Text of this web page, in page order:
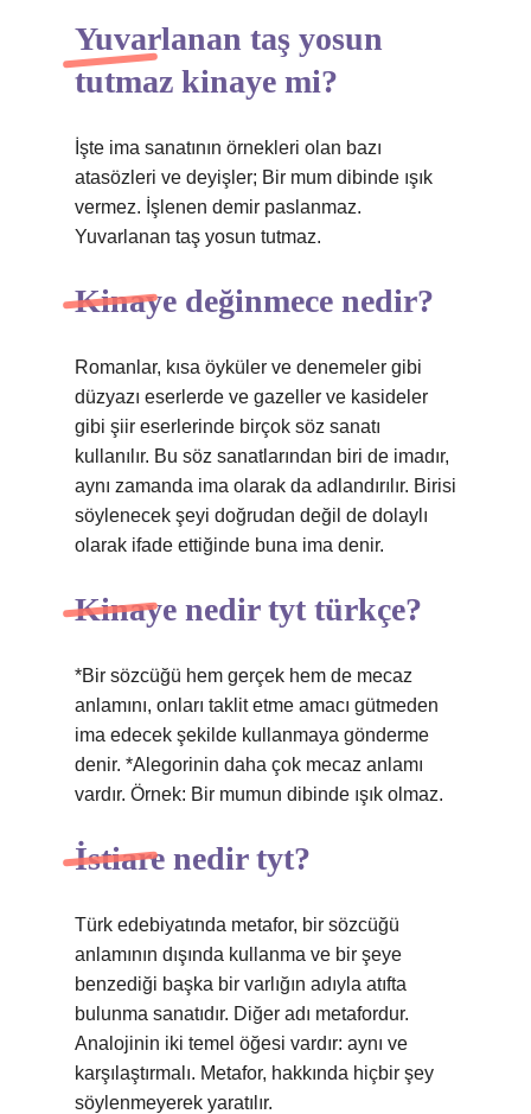
Yuvarlanan taş yosun
tutmaz kinaye mi?
İşte ima sanatının örnekleri olan bazı
atasözleri ve deyişler; Bir mum dibinde ışık
vermez. İşlenen demir paslanmaz.
Yuvarlanan taş yosun tutmaz.
Kinaye değinmece nedir?
Romanlar, kısa öyküler ve denemeler gibi
düzyazı eserlerde ve gazeller ve kasideler
gibi şiir eserlerinde birçok söz sanatı
kullanılır. Bu söz sanatlarından biri de imadır,
aynı zamanda ima olarak da adlandırılır. Birisi
söylenecek şeyi doğrudan değil de dolaylı
olarak ifade ettiğinde buna ima denir.
Kinaye nedir tyt türkçe?
*Bir sözcüğü hem gerçek hem de mecaz
anlamını, onları taklit etme amacı gütmeden
ima edecek şekilde kullanmaya gönderme
denir. *Alegorinin daha çok mecaz anlamı
vardır. Örnek: Bir mumun dibinde ışık olmaz.
İstiare nedir tyt?
Türk edebiyatında metafor, bir sözcüğü
anlamının dışında kullanma ve bir şeye
benzediği başka bir varlığın adıyla atıfta
bulunma sanatıdır. Diğer adı metafordur.
Analojinin iki temel öğesi vardır: aynı ve
karşılaştırmalı. Metafor, hakkında hiçbir şey
söylenmeyerek yaratılır.